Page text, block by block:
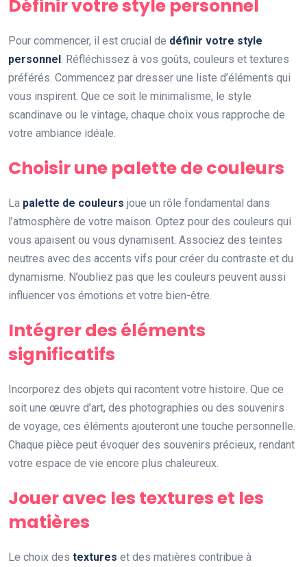
Définir votre style personnel
Pour commencer, il est crucial de définir votre style
personnel. Réfléchissez à vos goûts, couleurs et textures
préférés. Commencez par dresser une liste d’éléments qui
vous inspirent. Que ce soit le minimalisme, le style
scandinave ou le vintage, chaque choix vous rapproche de
votre ambiance idéale.
Choisir une palette de couleurs
La palette de couleurs joue un rôle fondamental dans
l’atmosphère de votre maison. Optez pour des couleurs qui
vous apaisent ou vous dynamisent. Associez des teintes
neutres avec des accents vifs pour créer du contraste et du
dynamisme. N’oubliez pas que les couleurs peuvent aussi
influencer vos émotions et votre bien-être.
Intégrer des éléments
significatifs
Incorporez des objets qui racontent votre histoire. Que ce
soit une œuvre d’art, des photographies ou des souvenirs
de voyage, ces éléments ajouteront une touche personnelle.
Chaque pièce peut évoquer des souvenirs précieux, rendant
votre espace de vie encore plus chaleureux.
Jouer avec les textures et les
matières
Le choix des textures et des matières contribue à